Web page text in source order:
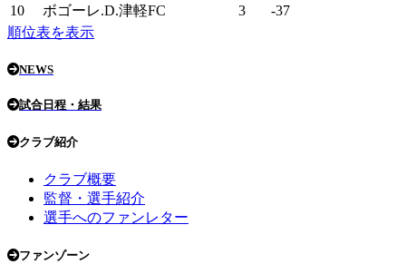
10
ボゴーレ.D.津軽FC 3
-37
順位表を表示
NEWS
試合日程・結果
クラブ紹介
クラブ概要
監督・選手紹介
選手へのファンレター
ファンゾーン